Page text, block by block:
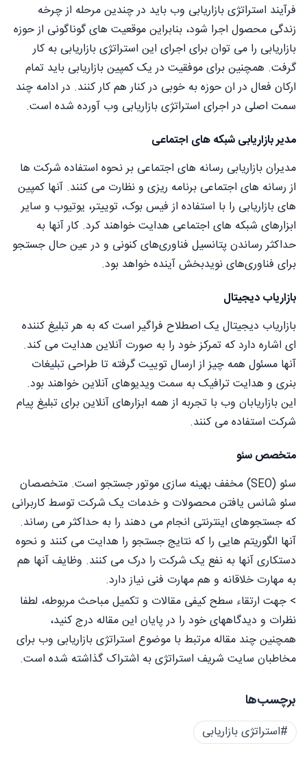
فرآیند استراتژی بازاریابی وب باید در چندین مرحله از چرخه
زندگی محصول اجرا شود، بنابراین موقعیت های گوناگونی از حوزه
بازاریابی را می توان برای اجرای این استراتژی بازاریابی به کار
گرفت. همچنین برای موفقیت در یک کمپین بازاریابی باید تمام
ارکان فعال در ان حوزه به خوبی در کنار هم کار کنند. در ادامه چند
سمت اصلی در اجرای استراتژی بازاریابی وب آورده شده است.
مدیر بازاریابی شبکه های اجتماعی
مدیران بازاریابی رسانه های اجتماعی بر نحوه استفاده شرکت ها
از رسانه های اجتماعی برنامه ریزی و نظارت می کنند. آنها کمپین
های بازاریابی را با استفاده از فیس بوک، توییتر، یوتیوب و سایر
ابزارهای شبکه های اجتماعی هدایت خواهند کرد. کار آنها به
حداکثر رساندن پتانسیل فناوری‌های کنونی و در عین حال جستجو
برای فناوری‌های نویدبخش آینده خواهد بود.
بازاریاب دیجیتال
بازاریاب دیجیتال یک اصطلاح فراگیر است که به هر تبلیغ کننده
ای اشاره دارد که تمرکز خود را به صورت آنلاین هدایت می کند.
آنها مسئول همه چیز از ارسال توییت گرفته تا طراحی تبلیغات
بنری و هدایت ترافیک به سمت ویدیوهای آنلاین خواهند بود.
این بازاریابان وب با تجربه از همه ابزارهای آنلاین برای تبلیغ پیام
شرکت استفاده می کنند.
متخصص سئو
سئو (SEO) مخفف بهینه سازی موتور جستجو است. متخصصان
سئو شانس یافتن محصولات و خدمات یک شرکت توسط کاربرانی
که جستجوهای اینترنتی انجام می دهند را به حداکثر می رساند.
آنها الگوریتم هایی را که نتایج جستجو را هدایت می کنند و نحوه
دستکاری آنها به نفع یک شرکت را درک می کنند. وظایف آنها هم
به مهارت خلاقانه و هم مهارت فنی نیاز دارد.
> جهت ارتقاء سطح کیفی مقالات و تکمیل مباحث مربوطه، لطفا
نظرات و دیدگاههای خود را در پایان این مقاله درج کنید،
همچنین چند مقاله مرتبط با موضوع استراتژی بازاریابی وب برای
مخاطبان سایت شریف استراتژی به اشتراک گذاشته شده است.
برچسب‌ها
#استراتژی بازاریابی